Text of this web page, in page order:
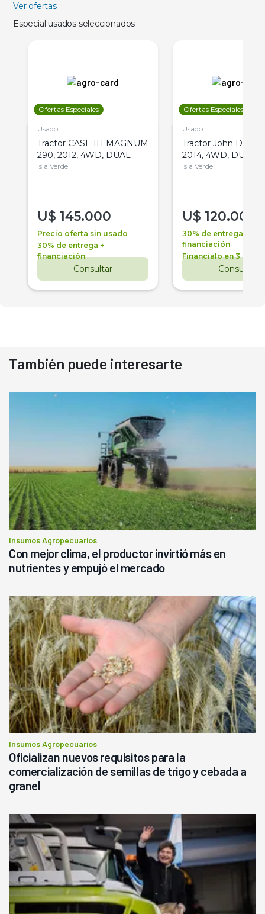
Ver ofertas
Especial usados seleccionados
Ofertas Especiales
Usado
Tractor CASE IH MAGNUM
290, 2012, 4WD, DUAL
Isla Verde
U$ 145.000
Precio oferta sin usado
30% de entrega +
financiación
Consultar
Ofertas Especiales
Usado
Tractor John Deere
2014, 4WD, DUAL
Isla Verde
U$ 120.000
30% de entrega +
financiación
Financialo en 3 años
Consultar
También puede interesarte
Insumos Agropecuarios
Con mejor clima, el productor invirtió más en
nutrientes y empujó el mercado
Insumos Agropecuarios
Oficializan nuevos requisitos para la
comercialización de semillas de trigo y cebada a
granel